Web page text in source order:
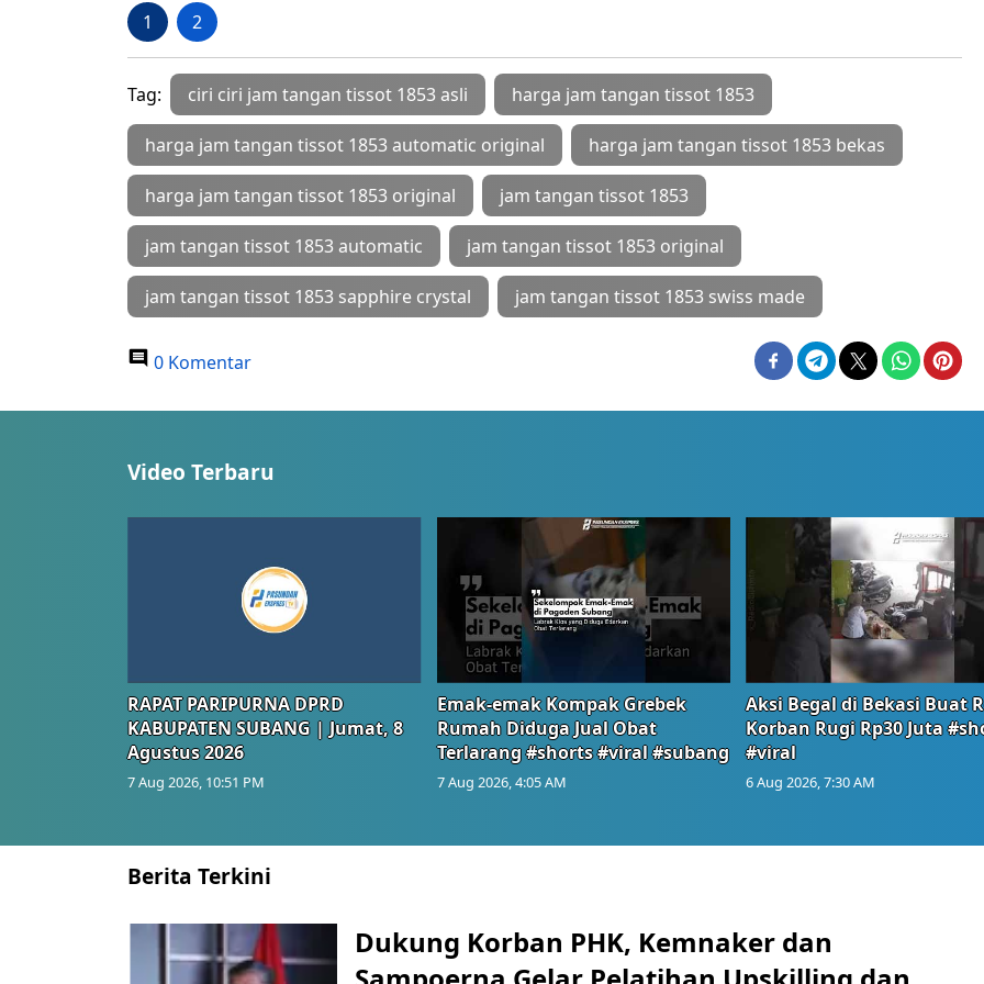
0 Komentar
Video Terbaru
RAPAT PARIPURNA DPRD
Agustus 2026
Terlarang #shorts #viral #subang
Aksi Begal di Bekasi Buat
#viral
NASIONAL
Dukung Korban PHK, Kemnaker dan
Sampoerna Gelar Pelatihan Upskilling dan
Reskilling Pekerja
Kamis, 16 Jul 2026 - 14:44
PASUNDANEKSPRES.CO- Kementerian Ketenagakerjaan (Kemnaker) bersama
PT HM Sampoerna Tbk kembali memperkuat kolaborasi dalam mendukung
Triliun